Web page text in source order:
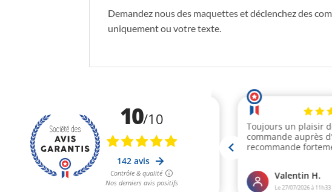
Demandez nous des maquettes et déclenchez des
uniquement ou votre texte.